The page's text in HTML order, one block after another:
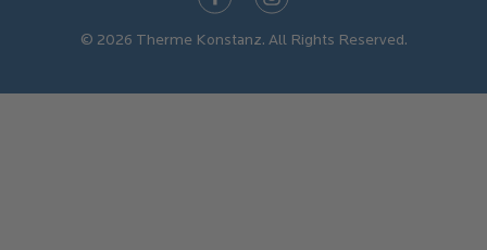
© 2026 Therme Konstanz. All Rights Reserved.